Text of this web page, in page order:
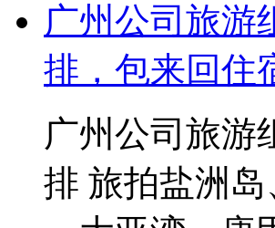
广州公司旅游
排，包来回住
广州公司旅游
排 旅拍盐洲